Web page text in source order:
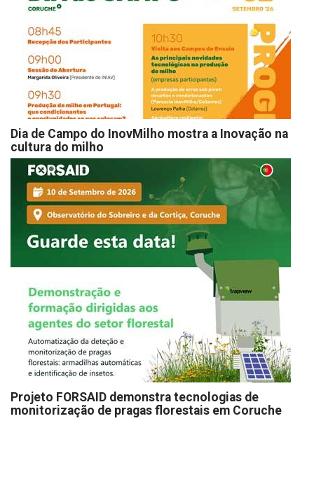
Dia de Campo do InovMilho mostra a Inovação na
cultura do milho
Projeto FORSAID demonstra tecnologias de
monitorização de pragas florestais em Coruche